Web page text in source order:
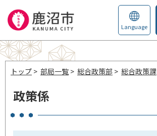
Language
トップ > 部局一覧 > 総合政策部 > 総合政策課
政策係